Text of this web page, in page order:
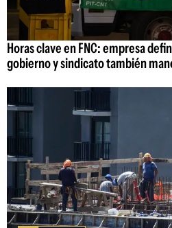
Horas clave en FNC: empresa
gobierno y sindicato también